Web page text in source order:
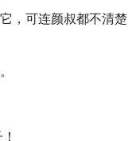
，可连颜叔都不清楚